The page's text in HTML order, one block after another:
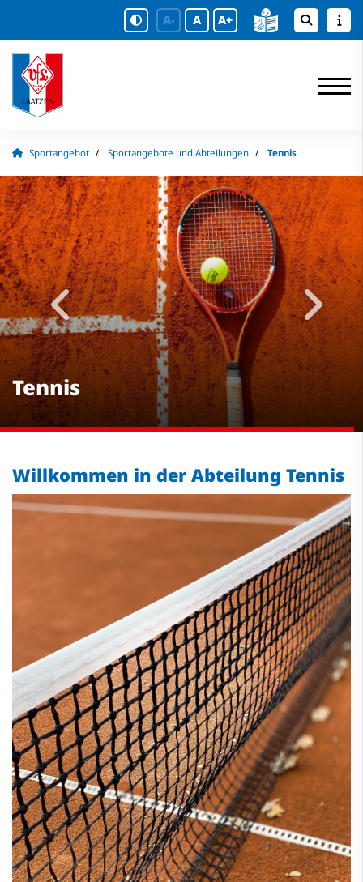
A- A A+
Sportangebot Sportangebote und Abteilungen Tennis
Tennis
Willkommen in der Abteilung Tennis